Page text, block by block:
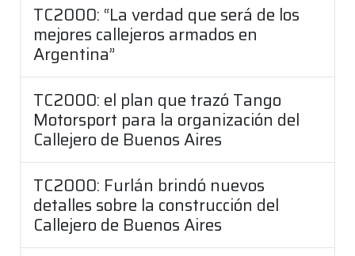
TC2000: “La verdad que será de los
mejores callejeros armados en
Argentina”
TC2000: el plan que trazó Tango
Motorsport para la organización del
Callejero de Buenos Aires
TC2000: Furlán brindó nuevos
detalles sobre la construcción del
Callejero de Buenos Aires